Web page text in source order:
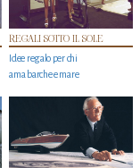
REGALI SOTTO IL SOLE
Idee regalo per chi
ama barche e mare